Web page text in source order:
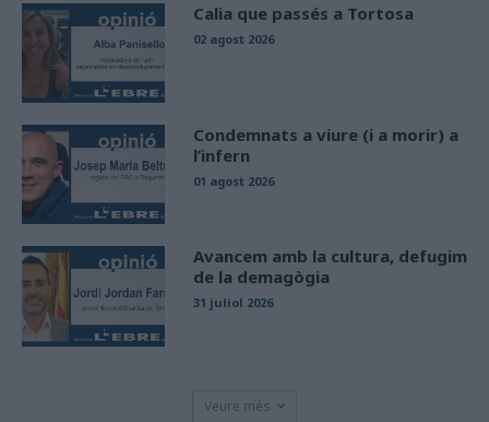
Calia que passés a Tortosa
02 agost 2026
Condemnats a viure (i a morir) a
l’infern
01 agost 2026
Avancem amb la cultura, defugim
de la demagògia
31 juliol 2026
Veure més